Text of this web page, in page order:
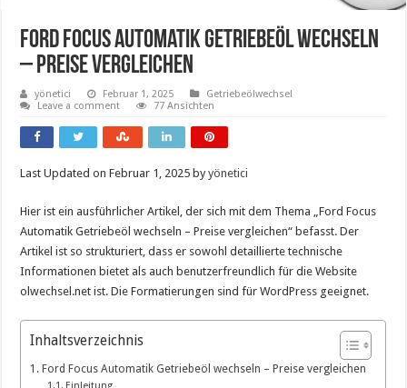
Ford Focus Automatik Getriebeöl Wechseln
– Preise Vergleichen
yönetici Februar 1, 2025
Getriebeölwechsel
Leave a comment
77 Ansichten
Last Updated on Februar 1, 2025 byyönetici
Hier ist ein ausführlicher Artikel, der sich mit dem Thema „Ford Focus
Automatik Getriebeöl wechseln – Preise vergleichen“ befasst. Der
Artikel ist so strukturiert, dass er sowohl detaillierte technische
Informationen bietet als auch benutzerfreundlich für die Website
olwechsel.net ist. Die Formatierungen sind für WordPress geeignet.
Inhaltsverzeichnis
Ford Focus Automatik Getriebeöl wechseln – Preise vergleichen